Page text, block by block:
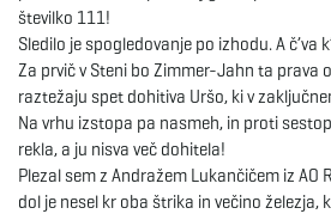
številko 111!
Sledilo je spogledovanje po izhodu. A č’va
Za prvič v Steni bo Zimmer-Jahn ta prava
raztežaju spet dohitiva Uršo, ki v
Na vrhu izstopa pa nasmeh, in proti
rekla, a ju nisva več dohitela!
Plezal sem z Andražem Lukančičem iz AO
dol je nesel kr oba štrika in večino železja,